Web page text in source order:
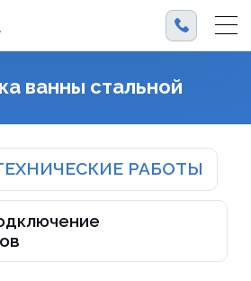
ванны стальной
РАБОТЫ